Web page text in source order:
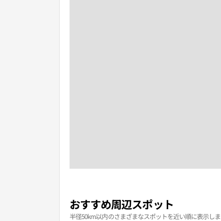
おすすめ周辺スポット
半径50km以内のさまざまなスポットを近い順に表示し